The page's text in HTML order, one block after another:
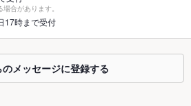
36席のほり座敷は、4・6・8・12名～36名まで
の36席のほり座敷は、4・6・8・12名～36名まで
イアウト変更ＯＫ！
合があります。
17時まで受付
のメッセージに登録する